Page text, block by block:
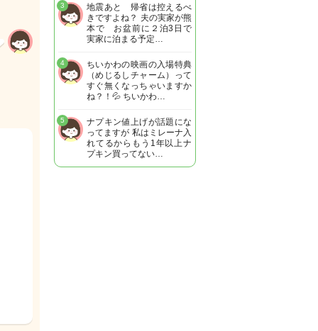
地震あと 帰省は控えるべ
きですよね？ 夫の実家が熊
本で お盆前に２泊3日で
実家に泊まる予定…
3
ちいかわの映画の入場特典
（めじるしチャーム）って
すぐ無くなっちゃいますか
ね？！💦 ちいかわ…
4
ナプキン値上げが話題にな
ってますが 私はミレーナ入
れてるからもう1年以上ナ
プキン買ってない…
5